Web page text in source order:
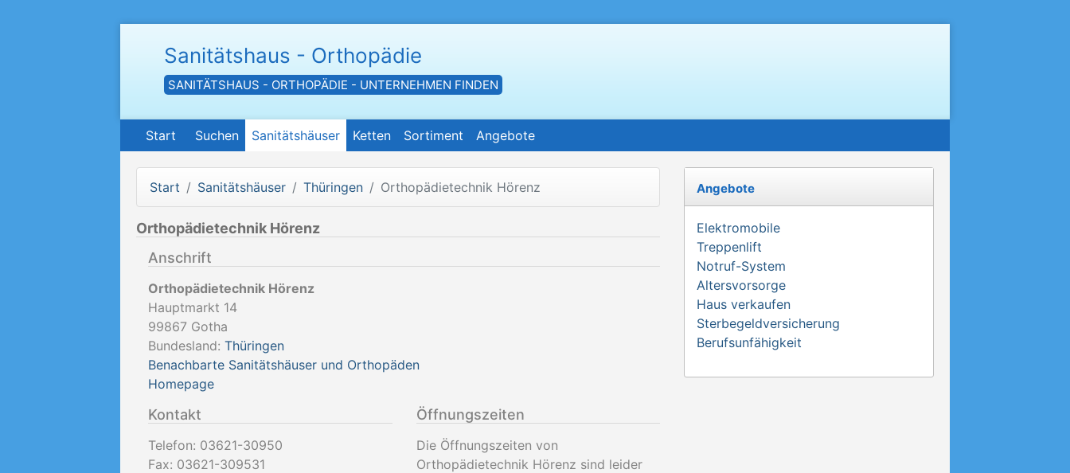
Sanitätshaus - Orthopädie
SANITÄTSHAUS - ORTHOPÄDIE - UNTERNEHMEN FINDEN
Start Suchen Sanitätshäuser Ketten Sortiment Angebote
Start Sanitätshäuser Thüringen Orthopädietechnik Hörenz
Orthopädietechnik Hörenz
Anschrift
Orthopädietechnik Hörenz
Hauptmarkt 14
99867 Gotha
Bundesland: Thüringen
Benachbarte Sanitätshäuser und Orthopäden
Homepage
Kontakt
Telefon: 03621-30950
Fax: 03621-309531
Öffnungszeiten
Die Öffnungszeiten von
Orthopädietechnik Hörenz sind leider
Angebote
Elektromobile
Treppenlift
Notruf-System
Altersvorsorge
Haus verkaufen
Sterbegeldversicherung
Berufsunfähigkeit